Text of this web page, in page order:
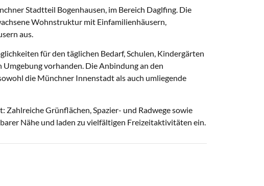
Stadtteil Bogenhausen, im Bereich Daglfing. Die
Wohnstruktur mit Einfamilienhäusern,
aus.
für den täglichen Bedarf, Schulen, Kindergärten
vorhanden. Die Anbindung an den
die Münchner Innenstadt als auch umliegende
Zahlreiche Grünflächen, Spazier- und Radwege sowie
Nähe und laden zu vielfältigen Freizeitaktivitäten ein.